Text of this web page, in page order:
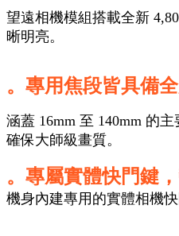
望遠相機模組搭載全新
晰明亮。
。專用焦段皆具備
涵蓋 16mm 至 140mm 的
確保大師級畫質。
。專屬實體快門鍵
機身內建專用的實體相機